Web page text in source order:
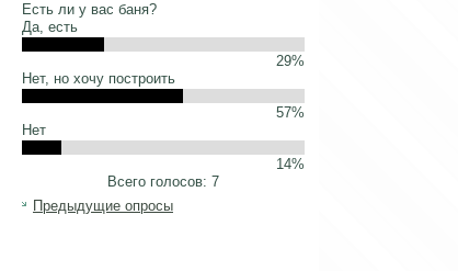
Есть ли у вас баня?
Да, есть
29%
Нет, но хочу построить
57%
Нет
14%
Всего голосов: 7
Предыдущие опросы